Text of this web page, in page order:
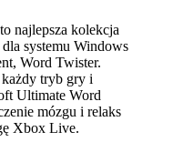
najlepsza kolekcja
systemu Windows
Word Twister.
tryb gry i
Ultimate Word
mózgu i relaks
Xbox Live.